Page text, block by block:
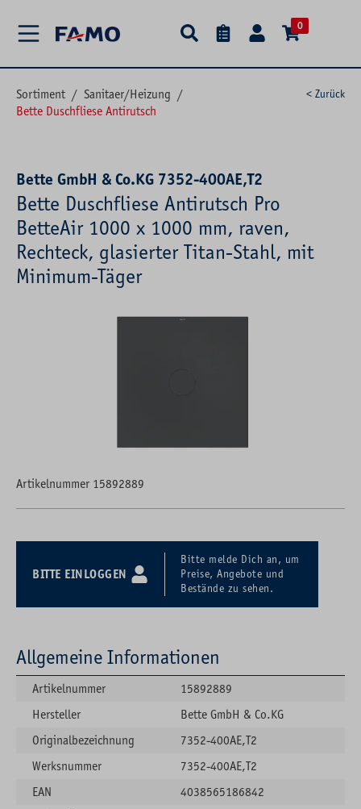
0
Sortiment / Sanitaer/Heizung /
Bette Duschfliese Antirutsch
< Zurück
Bette GmbH & Co.KG 7352-400AE,T2
Bette Duschfliese Antirutsch Pro
BetteAir 1000 x 1000 mm, raven,
Rechteck, glasierter Titan-Stahl, mit
Minimum-Täger
Artikelnummer 15892889
BITTE EINLOGGEN
Bitte melde Dich an, um
Preise, Angebote und
Bestände zu sehen.
Allgemeine Informationen
Artikelnummer
15892889
Hersteller
Bette GmbH & Co.KG
Originalbezeichnung
7352-400AE,T2
Werksnummer
7352-400AE,T2
EAN
4038565186842